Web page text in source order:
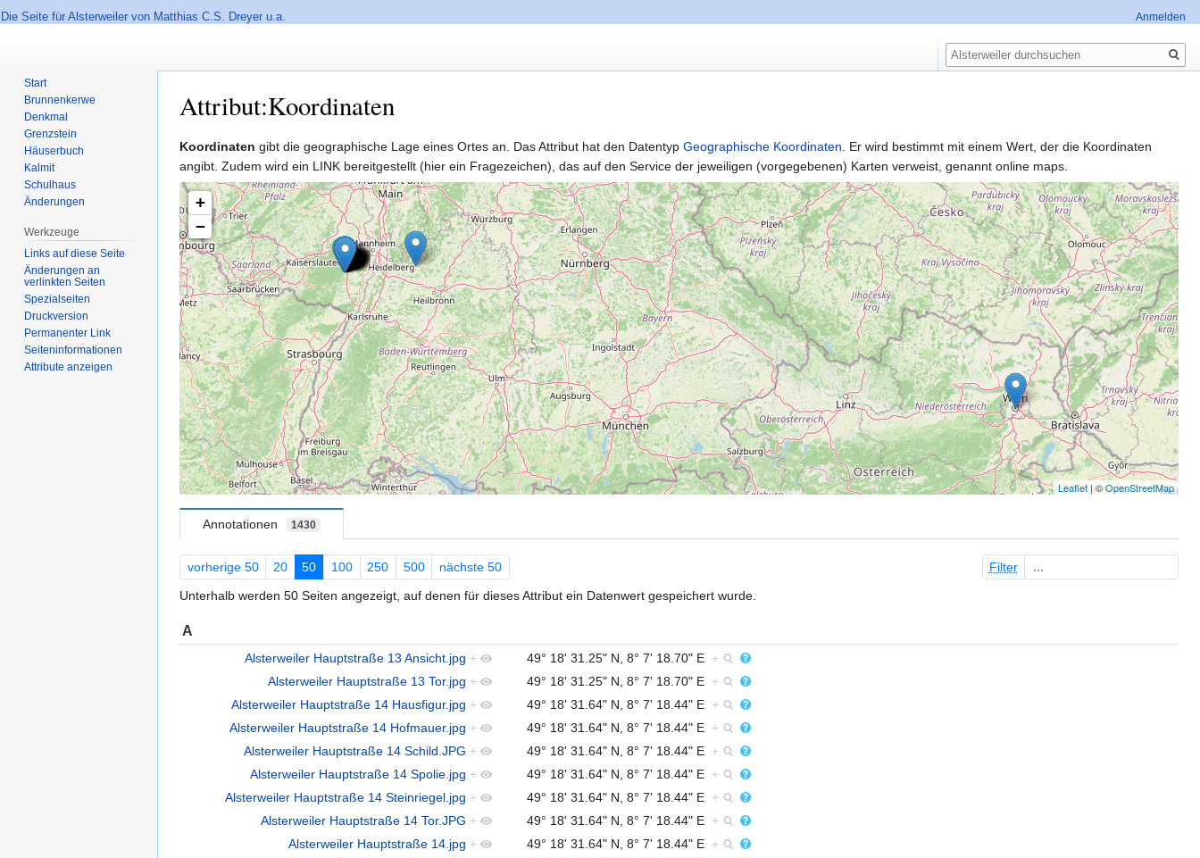
Die Seite für Alsterweiler von Matthias C.S. Dreyer u.a.
Attribut:Koordinaten
Zur
Navigation
springen
Zur
Suche
springen
Koordinaten gibt die geographische Lage eines Ortes an. Das Attribut hat den Datentyp Geographische Koordinaten. Er wird bestimmt mit einem Wert, der die Koordinaten
angibt. Zudem wird ein LINK bereitgestellt (hier ein Fragezeichen), das auf den Service der jeweiligen (vorgegebenen) Karten verweist, genannt online maps.
+
−
Leaflet| ©OpenStreetMap
Annotationen 1430
vorherige 50 20 50 100 250 500 nächste 50 Filter
Unterhalb werden 50 Seiten angezeigt, auf denen für dieses Attribut ein Datenwert gespeichert wurde.
A
Alsterweiler Hauptstraße 13 Ansicht.jpg + 49° 18' 31.25" N, 8° 7' 18.70" E +
Alsterweiler Hauptstraße 13 Tor.jpg + 49° 18' 31.25" N, 8° 7' 18.70" E +
Alsterweiler Hauptstraße 14 Hausfigur.jpg + 49° 18' 31.64" N, 8° 7' 18.44" E +
Alsterweiler Hauptstraße 14 Hofmauer.jpg + 49° 18' 31.64" N, 8° 7' 18.44" E +
Alsterweiler Hauptstraße 14 Schild.JPG + 49° 18' 31.64" N, 8° 7' 18.44" E +
Alsterweiler Hauptstraße 14 Spolie.jpg + 49° 18' 31.64" N, 8° 7' 18.44" E +
Alsterweiler Hauptstraße 14 Steinriegel.jpg + 49° 18' 31.64" N, 8° 7' 18.44" E +
Alsterweiler Hauptstraße 14 Tor.JPG + 49° 18' 31.64" N, 8° 7' 18.44" E +
Alsterweiler Hauptstraße 14.jpg + 49° 18' 31.64" N, 8° 7' 18.44" E +
Anmelden
Suche
Start
Brunnenkerwe
Denkmal
Grenzstein
Häuserbuch
Kalmit
Schulhaus
Änderungen
Werkzeuge
Links auf diese Seite
Änderungen an
verlinkten Seiten
Spezialseiten
Druckversion
Permanenter Link
Seiten­informationen
Attribute anzeigen